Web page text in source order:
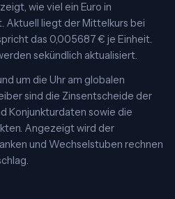
wie viel ein Euro in
Aktuell liegt der Mittelkurs bei
das 0,005687 € je Einheit.
sekündlich aktualisiert.
um die Uhr am globalen
sind die Zinsentscheide der
Konjunkturdaten sowie die
Angezeigt wird der
und Wechselstuben rechnen